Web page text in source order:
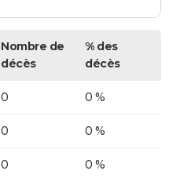
Nombre de
décès
% des
décès
0 0 %
0 0 %
0 0 %